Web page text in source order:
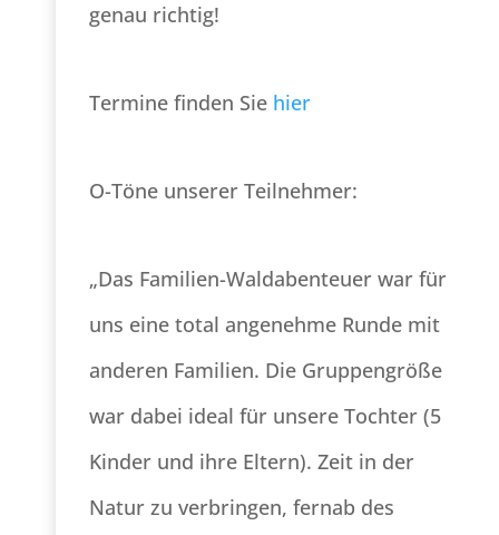
genau richtig!
Termine finden Sie hier
O-Töne unserer Teilnehmer:
„Das Familien-Waldabenteuer war für
uns eine total angenehme Runde mit
anderen Familien. Die Gruppengröße
war dabei ideal für unsere Tochter (5
Kinder und ihre Eltern). Zeit in der
Natur zu verbringen, fernab des